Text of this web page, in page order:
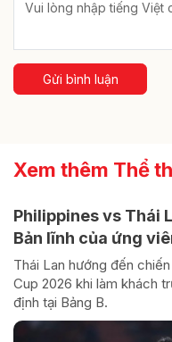
Gửi bình luận
Xem thêm Thể
Philippines vs Thái
Bản lĩnh của ứng
Thái Lan hướng đến
Cup 2026 khi làm khách
định tại Bảng B.